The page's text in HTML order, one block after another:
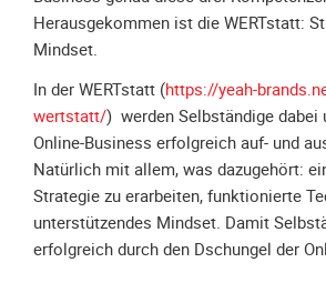
Merchandise
Aktionen
Info/Presse
Unterfahrschutz
Unterfahrschutz
-
Erfolge
Unterfahrschutz
Herausgekommen ist die WERTstatt:
Mindset.
In der WERTstatt (https://yeah-
wertstatt/) werden Selbständige dabei
Online-Business erfolgreich auf- und
Natürlich mit allem, was dazugehört:
Strategie zu erarbeiten, funktionierte
unterstützendes Mindset. Damit
erfolgreich durch den Dschungel der